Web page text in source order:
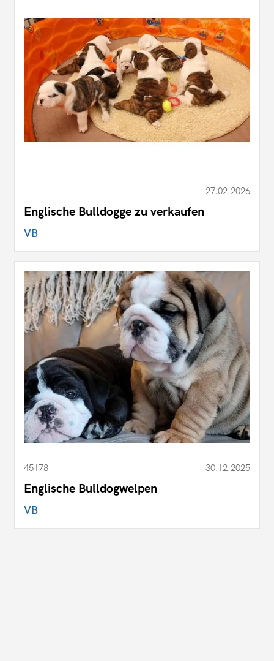
27.02.2026
Englische Bulldogge zu verkaufen
VB
45178 30.12.2025
Englische Bulldogwelpen
VB